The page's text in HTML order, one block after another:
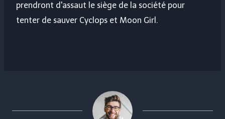
prendront d'assaut le siège de la société pour
tenter de sauver Cyclops et Moon Girl.